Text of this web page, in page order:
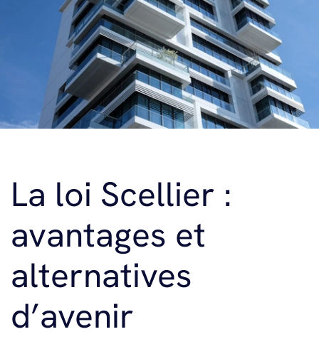
La loi Scellier :
avantages et
alternatives
d’avenir